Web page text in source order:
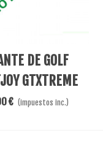
DE GOLF
GTXTREME
ROSA
€ (impuestos inc.)